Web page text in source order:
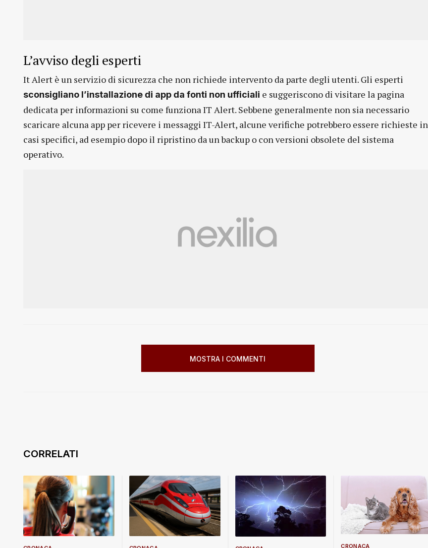
L’avviso degli esperti
It Alert è un servizio di sicurezza che non richiede intervento da parte degli utenti. Gli esperti
sconsigliano l’installazione di app da fonti non ufficiali e suggeriscono di visitare la pagina
dedicata per informazioni su come funziona IT Alert. Sebbene generalmente non sia necessario
scaricare alcuna app per ricevere i messaggi IT-Alert, alcune verifiche potrebbero essere richieste in
casi specifici, ad esempio dopo il ripristino da un backup o con versioni obsolete del sistema
operativo.
MOSTRA I COMMENTI
CRONACA